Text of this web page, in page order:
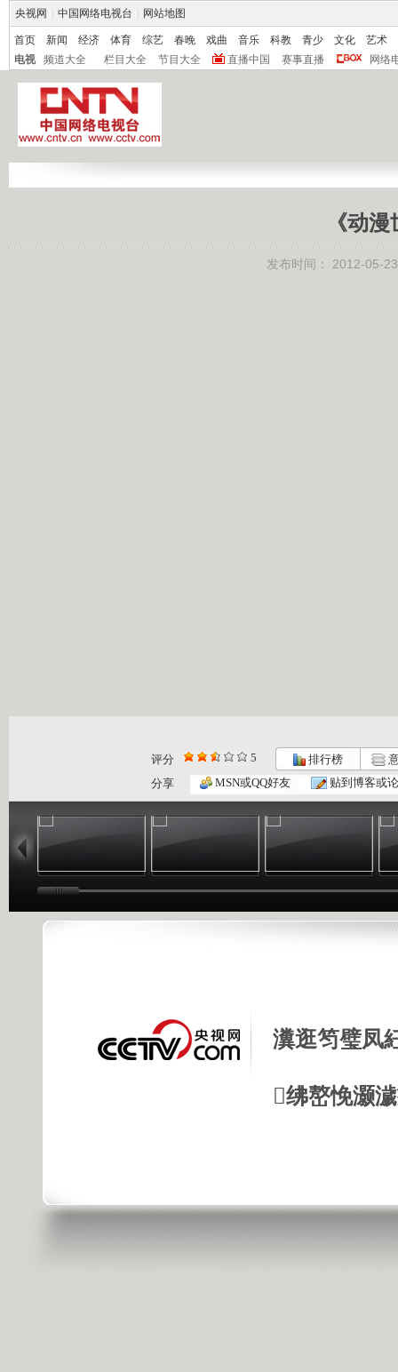
央视网 中国网络电视台 网站地图
首页 新闻 经济 体育 综艺 春晚 戏曲 音乐 科教 青少 文化
艺术
电视
频道大全 栏目大全 节目大全 直播中国 赛事直播 网络
《动
发布时间： 2012-05-
评分 5 排行榜
分享
MSN或QQ好友 贴到博客或
11:10
动漫世界 ...
10:17
动漫世界 ...
09:13
瀵逛笉璧凤
绋嶅悗灏